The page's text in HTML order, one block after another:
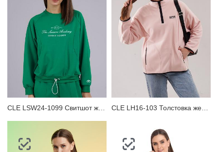
CLE LSW24-1099 Свитшот женский CLE LH16-103 Толстовка женская